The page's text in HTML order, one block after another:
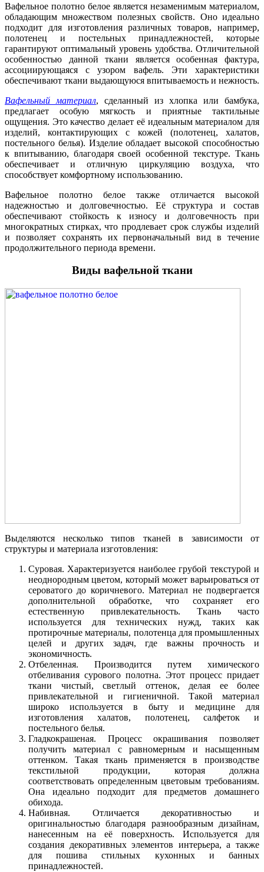
Вафельное полотно белое является незаменимым материалом,
обладающим множеством полезных свойств. Оно идеально
подходит для изготовления различных товаров, например,
полотенец и постельных принадлежностей, которые
гарантируют оптимальный уровень удобства. Отличительной
особенностью данной ткани является особенная фактура,
ассоциирующаяся с узором вафель. Эти характеристики
обеспечивают ткани выдающуюся впитываемость и нежность.
Вафельный материал, сделанный из хлопка или бамбука,
предлагает особую мягкость и приятные тактильные
ощущения. Это качество делает её идеальным материалом для
изделий, контактирующих с кожей (полотенец, халатов,
постельного белья). Изделие обладает высокой способностью
к впитыванию, благодаря своей особенной текстуре. Ткань
обеспечивает и отличную циркуляцию воздуха, что
способствует комфортному использованию.
Вафельное полотно белое также отличается высокой
надежностью и долговечностью. Её структура и состав
обеспечивают стойкость к износу и долговечность при
многократных стирках, что продлевает срок службы изделий
и позволяет сохранять их первоначальный вид в течение
продолжительного периода времени.
Виды вафельной ткани
Выделяются несколько типов тканей в зависимости от
структуры и материала изготовления:
Суровая. Характеризуется наиболее грубой текстурой и
неоднородным цветом, который может варьироваться от
сероватого до коричневого. Материал не подвергается
дополнительной обработке, что сохраняет его
естественную привлекательность. Ткань часто
используется для технических нужд, таких как
протирочные материалы, полотенца для промышленных
целей и других задач, где важны прочность и
экономичность.
Отбеленная. Производится путем химического
отбеливания сурового полотна. Этот процесс придает
ткани чистый, светлый оттенок, делая ее более
привлекательной и гигиеничной. Такой материал
широко используется в быту и медицине для
изготовления халатов, полотенец, салфеток и
постельного белья.
Гладкокрашеная. Процесс окрашивания позволяет
получить материал с равномерным и насыщенным
оттенком. Такая ткань применяется в производстве
текстильной продукции, которая должна
соответствовать определенным цветовым требованиям.
Она идеально подходит для предметов домашнего
обихода.
Набивная. Отличается декоративностью и
оригинальностью благодаря разнообразным дизайнам,
нанесенным на её поверхность. Используется для
создания декоративных элементов интерьера, а также
для пошива стильных кухонных и банных
принадлежностей.